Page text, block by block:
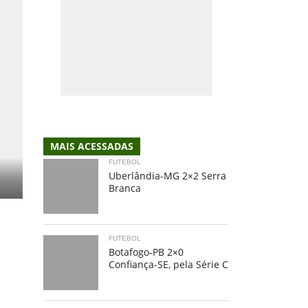
MAIS ACESSADAS
FUTEBOL
Uberlândia-MG 2×2 Serra
Branca
FUTEBOL
Botafogo-PB 2×0
Confiança-SE, pela Série C